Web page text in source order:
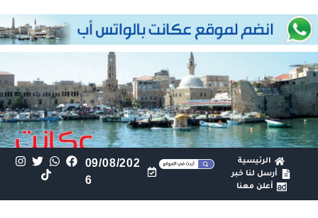
الرئيسية
أرسل لنا خبر
أعلن معنا
09/08/202
6